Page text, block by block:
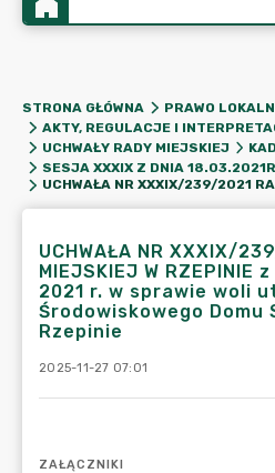
STRONA GŁÓWNA
PRAWO
AKTY, REGULACJE I
UCHWAŁY RADY MIEJSKIEJ
SESJA XXXIX Z DNIA
UCHWAŁA NR XXXIX/
MIEJSKIEJ W RZEPINIE
2021 r. w sprawie woli
Środowiskowego Domu
Rzepinie
2025-11-27 07:01
ZAŁĄCZNIKI